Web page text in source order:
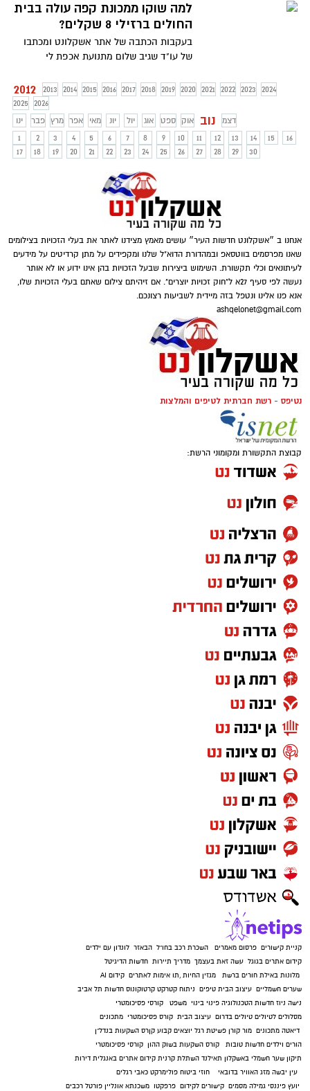
למה שוקו ממכונת קפה עולה בבית
החולים ברזילי 8 שקלים?
בעקבות הכתבה של אתר אשקלונט ומכתבו
של עו"ד שגיב שלום מתנועת אכפת לי
2012 2013 2014 2015 2016 2017 2018 2019 2020 2021 2022 2023
2024
2025
2026
ינו
פבר מרץ אפר מאי יונ יול אוג ספט אוק נוב
דצמ
1
2 3 4 5 6 7 8 9 10 11 12 13 14 15
16
17
18 19 20 21 22 23 24 25 26 27 28 29 30
אנחנו ב ״אשקלונט חדשות העיר״ עושים מאמץ מצידנו לאתר את בעלי הזכויות בצילומים
שאנו מפרסמים בווטסאפ ובמהדורת הדוא"ל שלנו ומקפידים על מתן קרדיטים על מידעים
לעיתונאים וכלי תקשורת. השימוש ביצירות שבעל הזכויות בהן אינו ידוע או לא אותר
נעשה לפי סעיף 27א ל"חוק זכויות יוצרים". אם זיהיתם צילום שאתם בעלי הזכויות שלו,
אנא פנו אלינו ונטפל בזה מיידית לשביעות רצונכם.
ashqelonet@gmail.com
נטיפס - רשת חברתית לטיפים והמלצות
קבוצת התקשורת ומקומוני הרשת:
קניית קישורים פרסום מאמרים השכרת רכב בחו"ל הבאזר לונדון עם ילדים
קידום אתרים בגוגל עשה זאת בעצמך מדריך תיירות חדשות הדיגיטל
מלונות באילת חורים ברשת מגזין החיות ,תו אימות לאתרים קידום AI
שערים חשמליים עיצוב הבית טיפים ניתוח קטרקט קרטוקונוס חדשות תל אביב
נישה ניוז חדשות הטכנולוגיה פינוי בינוי משפט
קורסי פסיכומטרי
מסלולים לטיולים טיולים בדרום עיצוב הבית קורס פסיכומטרי מתכונים
דיאטה מתכונים מור קורן פשיטת רגל יוצאים קבוע קןרס השקעות בנדל"ן
הורים וילדים חדשות טובות קורס השקעות בשוק ההון קורסי פסיכומטרי
תיקון שער חשמלי באשקלון תאילנד השתלת קרנית קידום אתרים באנגלית דירות
עין יבשה מזג האוויר בדובאי חוזי ביטוח פולימרקט כאבי רגלים
יועץ פיננסי גמילה מסמים קישורים לקידום פרפקטו משכנתא אונליין פורטל רכבים